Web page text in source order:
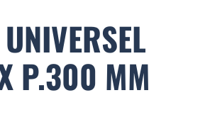
UNIVERSEL
P.300 MM